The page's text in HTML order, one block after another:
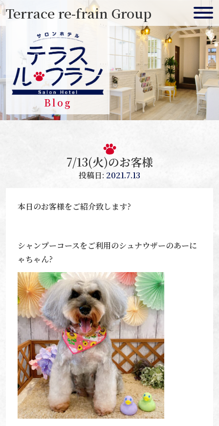
Skip
content
Terrace re-frain Group
Blog
7/13(火)のお客様
投稿日: 2021.7.13
本日のお客様をご紹介致します?
シャンプーコースをご利用のシュナウザーのあーに
ゃちゃん?